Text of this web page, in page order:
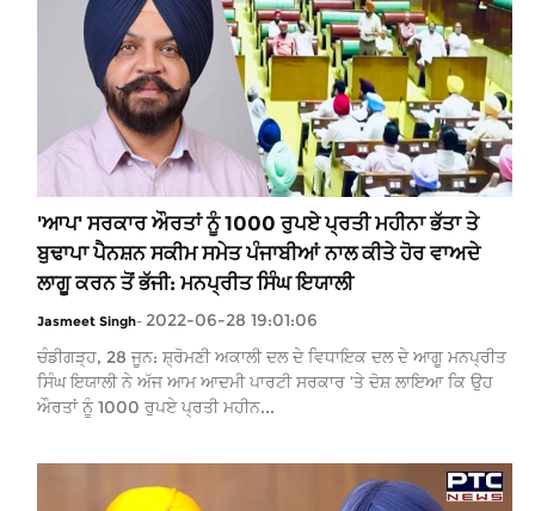
'ਆਪ' ਸਰਕਾਰ ਔਰਤਾਂ ਨੂੰ 1000 ਰੁਪਏ ਪ੍ਰਤੀ ਮਹੀਨਾ ਭੱਤਾ ਤੇ
ਬੁਢਾਪਾ ਪੈਨਸ਼ਨ ਸਕੀਮ ਸਮੇਤ ਪੰਜਾਬੀਆਂ ਨਾਲ ਕੀਤੇ ਹੋਰ ਵਾਅਦੇ
ਲਾਗੂ ਕਰਨ ਤੋਂ ਭੱਜੀ: ਮਨਪ੍ਰੀਤ ਸਿੰਘ ਇਯਾਲੀ
Jasmeet Singh- 2022-06-28 19:01:06
ਚੰਡੀਗੜ੍ਹ, 28 ਜੂਨ: ਸ਼੍ਰੋਮਣੀ ਅਕਾਲੀ ਦਲ ਦੇ ਵਿਧਾਇਕ ਦਲ ਦੇ ਆਗੂ ਮਨਪ੍ਰੀਤ
ਸਿੰਘ ਇਯਾਲੀ ਨੇ ਅੱਜ ਆਮ ਆਦਮੀ ਪਾਰਟੀ ਸਰਕਾਰ ’ਤੇ ਦੋਸ਼ ਲਾਇਆ ਕਿ ਉਹ
ਔਰਤਾਂ ਨੂੰ 1000 ਰੁਪਏ ਪ੍ਰਤੀ ਮਹੀਨ...